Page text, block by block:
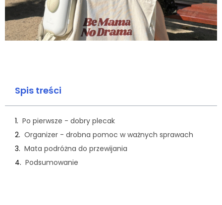
Spis treści
Po pierwsze - dobry plecak
Organizer - drobna pomoc w ważnych sprawach
Mata podróżna do przewijania
Podsumowanie